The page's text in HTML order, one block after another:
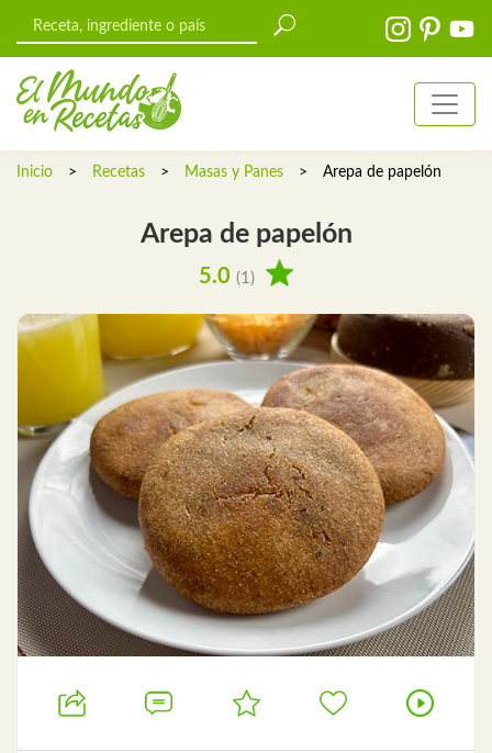
Inicio > Recetas > Masas y Panes > Arepa de papelón
Arepa de papelón
5.0 (1)